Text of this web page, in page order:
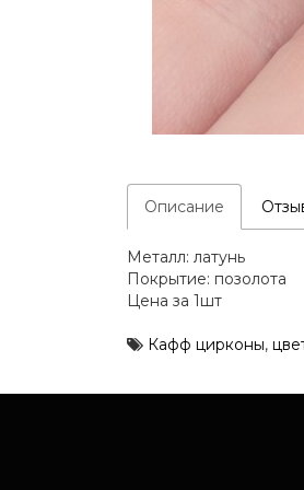
Описание
Металл: латунь
Покрытие: позолота
Цена за 1шт
Кафф цирконы,